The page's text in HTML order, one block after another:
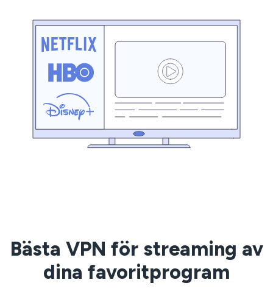
Bästa VPN för streaming av
dina favoritprogram